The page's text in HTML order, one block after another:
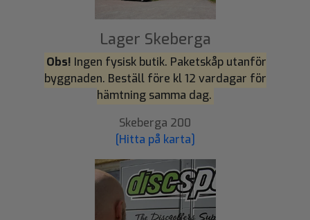
Lager Skeberga
Obs! Ingen fysisk butik. Paketskåp utanför
byggnaden. Beställ före kl 12 vardagar för
hämtning samma dag.
Skeberga 200
[Hitta på karta]